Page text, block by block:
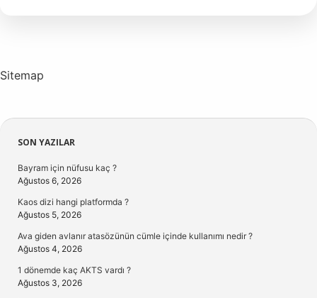
Sitemap
Sidebar
SON YAZILAR
Bayram için nüfusu kaç ?
Ağustos 6, 2026
Kaos dizi hangi platformda ?
Ağustos 5, 2026
Ava giden avlanır atasözünün cümle içinde kullanımı nedir ?
Ağustos 4, 2026
1 dönemde kaç AKTS vardı ?
Ağustos 3, 2026